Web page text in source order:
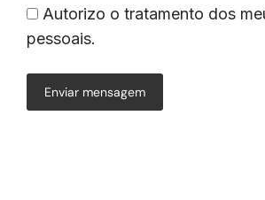
Autorizo o tratamento dos
pessoais.
Enviar mensagem